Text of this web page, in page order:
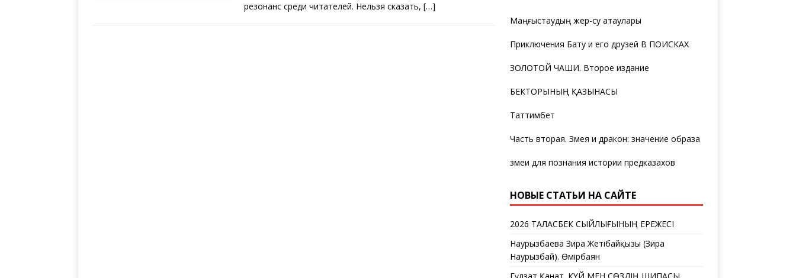
резонанс среди читателей. Нельзя сказать, […]
Маңғыстаудың жер-су атаулары
Приключения Бату и его друзей В ПОИСКАХ
ЗОЛОТОЙ ЧАШИ. Второе издание
БЕКТОРЫНЫҢ ҚАЗЫНАСЫ
Таттимбет
Часть вторая. Змея и дракон: значение образа
змеи для познания истории предказахов
НОВЫЕ СТАТЬИ НА САЙТЕ
2026 ТАЛАСБЕК СЫЙЛЫҒЫНЫҢ ЕРЕЖЕСІ
Наурызбаева Зира Жетібайқызы (Зира
Наурызбай). Өмірбаян